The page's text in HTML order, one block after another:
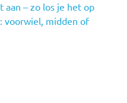
aan – zo los je het op
voorwiel, midden of